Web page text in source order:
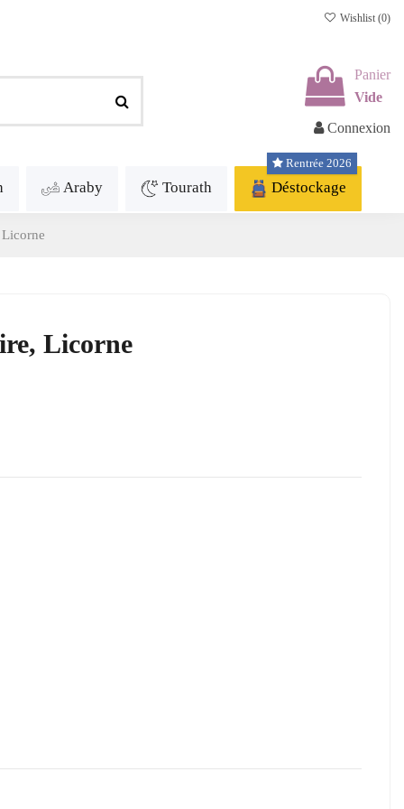
Wishlist (0)
Panier
Vide
Connexion
Araby Tourath Déstockage
Rentrée 2026
Licorne